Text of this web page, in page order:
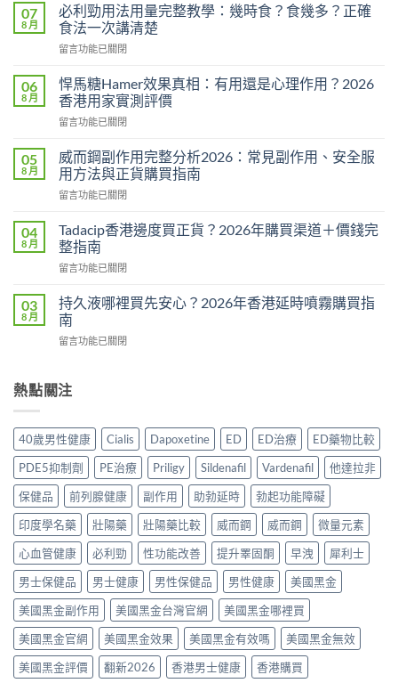
07
8 月
必利勁用法用量完整教學：幾時食？食幾多？正確
食法一次講清楚
在
利
勁
用
法
量
完
整
教
幾
時
食
多？
正
確
一
次
清
楚〉
中
留言功能已關閉
06
8 月
悍馬糖Hamer效果真相：有用還是心理作用？2026
香港用家實測評價
在
馬
糖
Hamer
效
真
相：
有
用
是
心
作
香
家
實
測
評
價〉
中
留言功能已關閉
05
8 月
威而鋼副作用完整分析2026：常見副作用、安全服
用方法與正貨購買指南
在
而
鋼
副
作
完
整
分
析
見
用、
安
全
服
方
法
與
正
貨
購
買
指
南〉
中
留言功能已關閉
04
8 月
Tadacip香港邊度買正貨？2026年購買渠道＋價錢完
整指南
在
香
港
邊
度
貨？
購
買
渠
道
價
錢
完
整
指
南〉
中
留言功能已關閉
03
8 月
持久液哪裡買先安心？2026年香港延時噴霧購買指
南
在
液
哪
買
先
安
心？
2026
年
香
港
延
時
噴
霧
購
買
指
南〉
中
留言功能已關閉
熱點關注
40歲男性健康 Cialis Dapoxetine ED ED治療
ED藥物比較
PDE5抑制劑
PE治療 Priligy Sildenafil Vardenafil
他達拉非
保健品
前列腺健康 副作用 助勃延時
勃起功能障礙
印度學名藥
壯陽藥 壯陽藥比較 威而鋼 威而鋼
微量元素
心血管健康
必利勁 性功能改善 提升睪固酮 早洩
犀利士
男士保健品
男士健康 男性保健品 男性健康
美國黑金
美國黑金副作用
美國黑金台灣官網
美國黑金哪裡買
美國黑金官網
美國黑金效果 美國黑金有效嗎
美國黑金無效
美國黑金評價
翻新2026 香港男士健康 香港購買